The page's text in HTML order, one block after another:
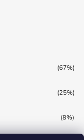
(67%)
(25%)
(8%)